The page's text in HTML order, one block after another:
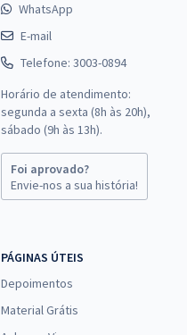
WhatsApp
E-mail
Telefone: 3003-0894
Horário de atendimento:
segunda a sexta (8h às 20h),
sábado (9h às 13h).
Foi aprovado?
Envie-nos a sua história!
PÁGINAS ÚTEIS
Depoimentos
Material Grátis